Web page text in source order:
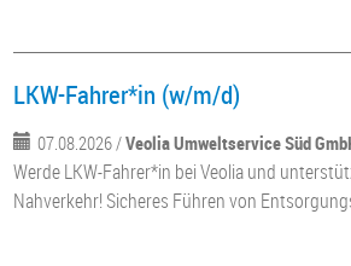
LKW-Fahrer*in (w/m/d)
07.08.2026 /Veolia Umweltservice Süd
Werde LKW-Fahrer*in bei Veolia und
Nahverkehr! Sicheres Führen von